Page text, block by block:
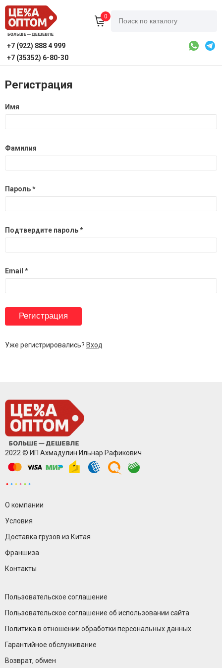
0
+7 (922) 888 4 999
+7 (35352) 6-80-30
Регистрация
Имя
Фамилия
Пароль *
Подтвердите пароль *
Email *
Уже регистрировались? Вход
2022 © ИП Ахмадулин Ильнар Рафикович
О компании
Условия
Доставка грузов из Китая
Франшиза
Контакты
Пользовательское соглашение
Пользовательское соглашение об использовании сайта
Политика в отношении обработки персональных данных
Гарантийное обслуживание
Возврат, обмен